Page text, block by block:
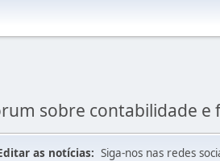
sobre contabilidade e
as notícias: Siga-nos nas redes